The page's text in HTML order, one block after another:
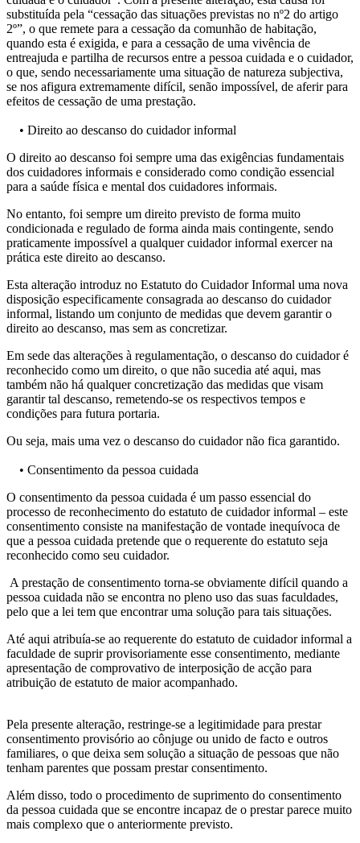
substituída pela “cessação das situações previstas no nº2 do artigo
2º”, o que remete para a cessação da comunhão de habitação,
quando esta é exigida, e para a cessação de uma vivência de
entreajuda e partilha de recursos entre a pessoa cuidada e o cuidador,
o que, sendo necessariamente uma situação de natureza subjectiva,
se nos afigura extremamente difícil, senão impossível, de aferir para
efeitos de cessação de uma prestação.
• Direito ao descanso do cuidador informal
O direito ao descanso foi sempre uma das exigências fundamentais
dos cuidadores informais e considerado como condição essencial
para a saúde física e mental dos cuidadores informais.
No entanto, foi sempre um direito previsto de forma muito
condicionada e regulado de forma ainda mais contingente, sendo
praticamente impossível a qualquer cuidador informal exercer na
prática este direito ao descanso.
Esta alteração introduz no Estatuto do Cuidador Informal uma nova
disposição especificamente consagrada ao descanso do cuidador
informal, listando um conjunto de medidas que devem garantir o
direito ao descanso, mas sem as concretizar.
Em sede das alterações à regulamentação, o descanso do cuidador é
reconhecido como um direito, o que não sucedia até aqui, mas
também não há qualquer concretização das medidas que visam
garantir tal descanso, remetendo-se os respectivos tempos e
condições para futura portaria.
Ou seja, mais uma vez o descanso do cuidador não fica garantido.
• Consentimento da pessoa cuidada
O consentimento da pessoa cuidada é um passo essencial do
processo de reconhecimento do estatuto de cuidador informal – este
consentimento consiste na manifestação de vontade inequívoca de
que a pessoa cuidada pretende que o requerente do estatuto seja
reconhecido como seu cuidador.
A prestação de consentimento torna-se obviamente difícil quando a
pessoa cuidada não se encontra no pleno uso das suas faculdades,
pelo que a lei tem que encontrar uma solução para tais situações.
Até aqui atribuía-se ao requerente do estatuto de cuidador informal a
faculdade de suprir provisoriamente esse consentimento, mediante
apresentação de comprovativo de interposição de acção para
atribuição de estatuto de maior acompanhado.
Pela presente alteração, restringe-se a legitimidade para prestar
consentimento provisório ao cônjuge ou unido de facto e outros
familiares, o que deixa sem solução a situação de pessoas que não
tenham parentes que possam prestar consentimento.
Além disso, todo o procedimento de suprimento do consentimento
da pessoa cuidada que se encontre incapaz de o prestar parece muito
mais complexo que o anteriormente previsto.